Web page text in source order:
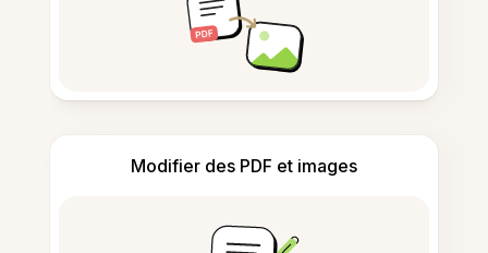
Modifier des PDF et images